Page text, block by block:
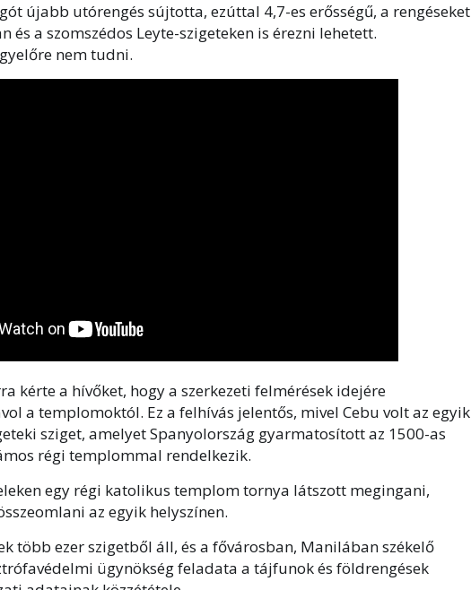
újabb utórengés sújtotta, ezúttal 4,7-es erősségű, a rengéseket
és a szomszédos Leyte-szigeteken is érezni lehetett.
nem tudni.
kérte a hívőket, hogy a szerkezeti felmérések idejére
a templomoktól. Ez a felhívás jelentős, mivel Cebu volt az egyik
sziget, amelyet Spanyolország gyarmatosított az 1500-as
régi templommal rendelkezik.
egy régi katolikus templom tornya látszott megingani,
az egyik helyszínen.
több ezer szigetből áll, és a fővárosban, Manilában székelő
ügynökség feladata a tájfunok és földrengések